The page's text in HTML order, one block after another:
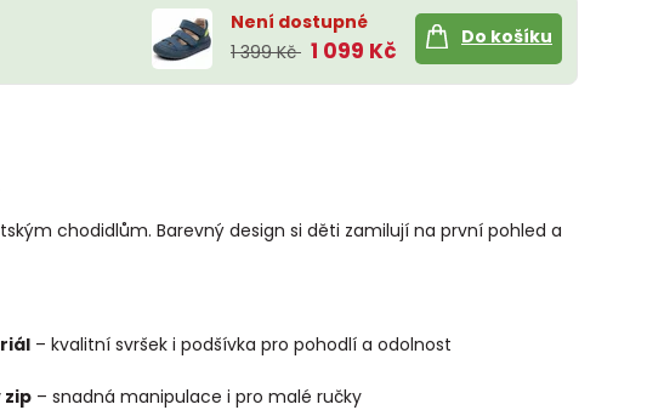
Není dostupné
1 399 Kč 1 099 Kč
Do košíku
chodidlům. Barevný design si děti zamilují na první pohled a
– kvalitní svršek i podšívka pro pohodlí a odolnost
zip– snadná manipulace i pro malé ručky